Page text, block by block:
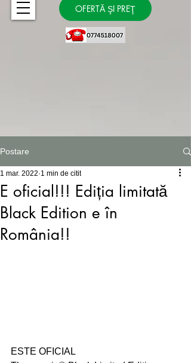
OFERTĂ ŞI PREŢ
Postare
E oficial!!! Ediția limitată
Black Edition e în
România!!
1 mar. 2022 1 min de citit
ESTE OFICIAL